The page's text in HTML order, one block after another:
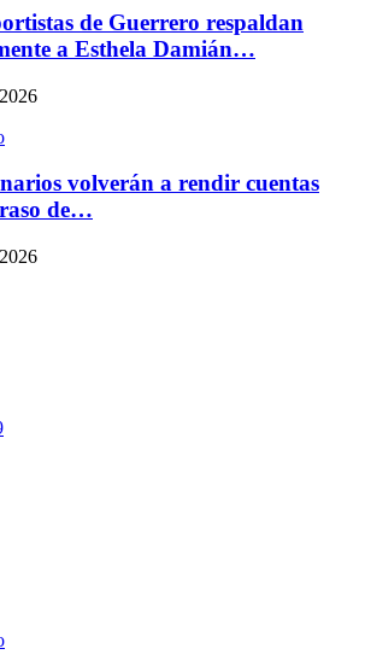
de Guerrero respaldan
a Esthela Damián…
volverán a rendir cuentas
de…